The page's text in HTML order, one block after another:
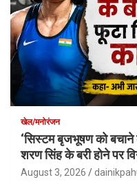
खेल/मनोरंजन
‘सिस्टम बृजभूषण को
शरण सिंह के बरी होने पर
August 3, 2026